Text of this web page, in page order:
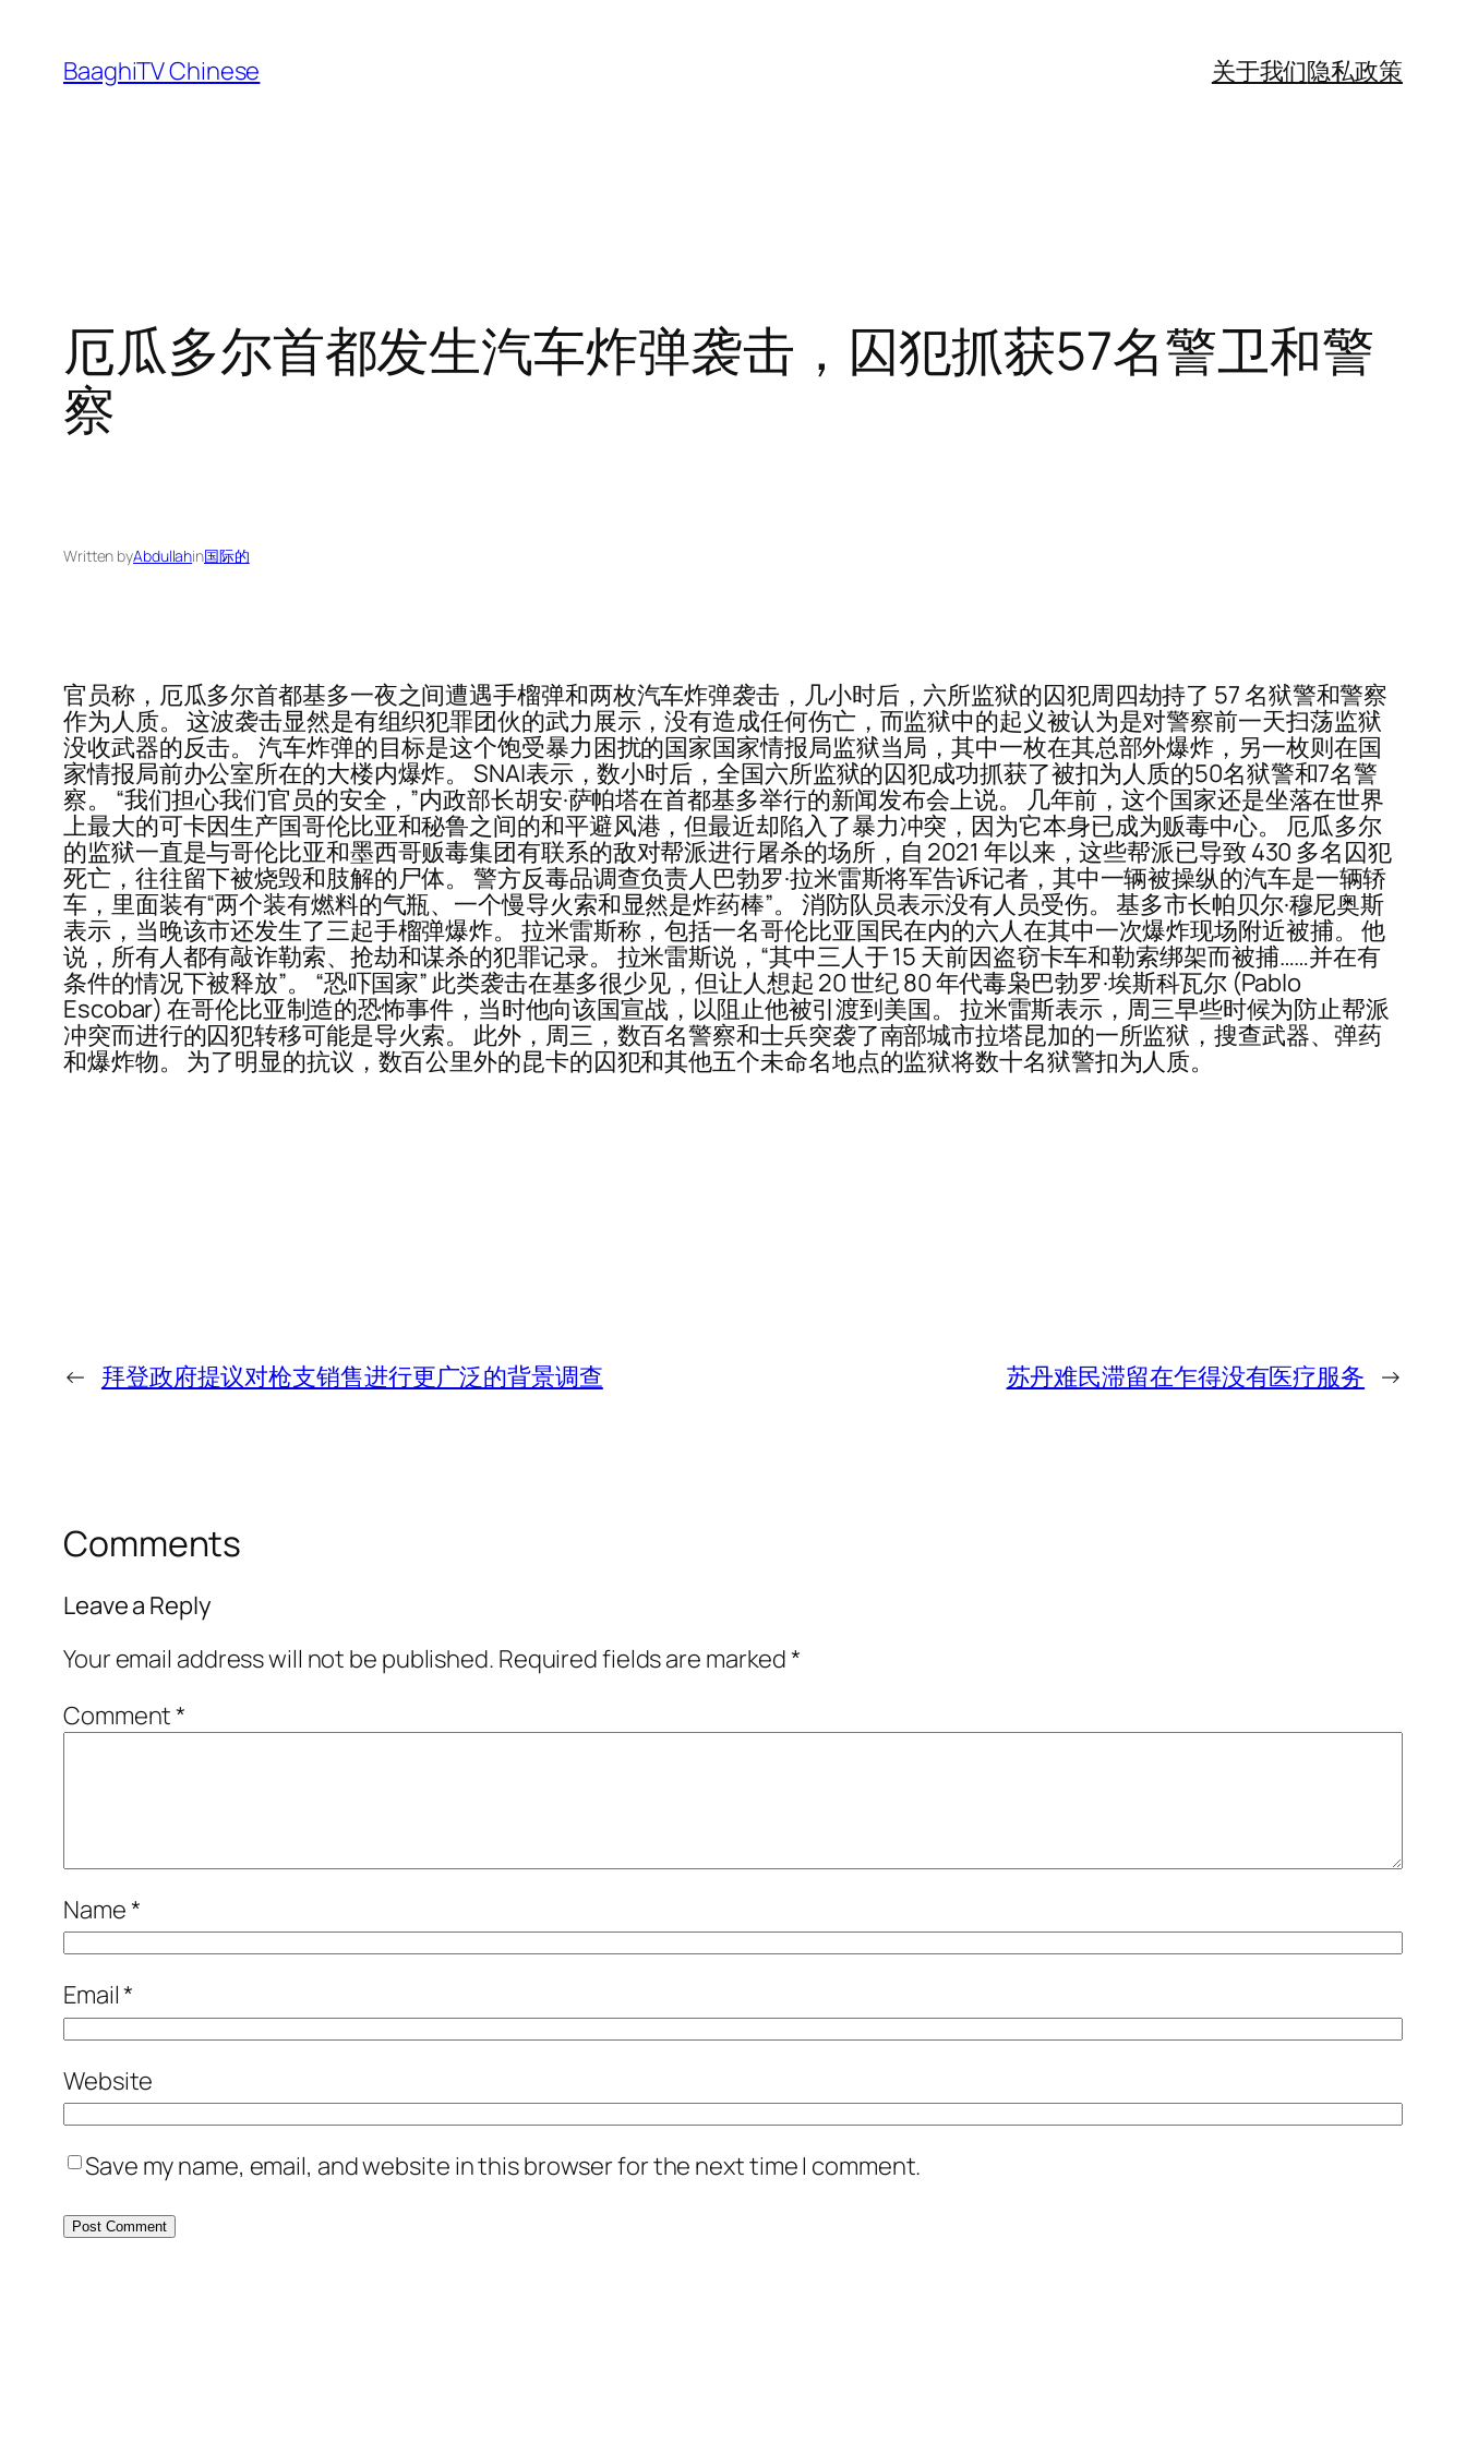
content
BaaghiTV Chinese 关于我们隐私政策
厄瓜多尔首都发生汽车炸弹袭击，囚犯抓获57名警卫和警
察
Written byAbdullahin国际的
官员称，厄瓜多尔首都基多一夜之间遭遇手榴弹和两枚汽车炸弹袭击，几小时后，六所监狱的囚犯周四劫持了 57 名狱警和警察
作为人质。 这波袭击显然是有组织犯罪团伙的武力展示，没有造成任何伤亡，而监狱中的起义被认为是对警察前一天扫荡监狱
没收武器的反击。 汽车炸弹的目标是这个饱受暴力困扰的国家国家情报局监狱当局，其中一枚在其总部外爆炸，另一枚则在国
家情报局前办公室所在的大楼内爆炸。 SNAI表示，数小时后，全国六所监狱的囚犯成功抓获了被扣为人质的50名狱警和7名警
察。 “我们担心我们官员的安全，”内政部长胡安·萨帕塔在首都基多举行的新闻发布会上说。 几年前，这个国家还是坐落在世界
上最大的可卡因生产国哥伦比亚和秘鲁之间的和平避风港，但最近却陷入了暴力冲突，因为它本身已成为贩毒中心。 厄瓜多尔
的监狱一直是与哥伦比亚和墨西哥贩毒集团有联系的敌对帮派进行屠杀的场所，自 2021 年以来，这些帮派已导致 430 多名囚犯
死亡，往往留下被烧毁和肢解的尸体。 警方反毒品调查负责人巴勃罗·拉米雷斯将军告诉记者，其中一辆被操纵的汽车是一辆轿
车，里面装有“两个装有燃料的气瓶、一个慢导火索和显然是炸药棒”。 消防队员表示没有人员受伤。 基多市长帕贝尔·穆尼奥斯
表示，当晚该市还发生了三起手榴弹爆炸。 拉米雷斯称，包括一名哥伦比亚国民在内的六人在其中一次爆炸现场附近被捕。 他
说，所有人都有敲诈勒索、抢劫和谋杀的犯罪记录。 拉米雷斯说，“其中三人于 15 天前因盗窃卡车和勒索绑架而被捕……并在有
条件的情况下被释放”。 “恐吓国家” 此类袭击在基多很少见，但让人想起 20 世纪 80 年代毒枭巴勃罗·埃斯科瓦尔 (Pablo
Escobar) 在哥伦比亚制造的恐怖事件，当时他向该国宣战，以阻止他被引渡到美国。 拉米雷斯表示，周三早些时候为防止帮派
冲突而进行的囚犯转移可能是导火索。 此外，周三，数百名警察和士兵突袭了南部城市拉塔昆加的一所监狱，搜查武器、弹药
和爆炸物。 为了明显的抗议，数百公里外的昆卡的囚犯和其他五个未命名地点的监狱将数十名狱警扣为人质。
← 拜登政府提议对枪支销售进行更广泛的背景调查 苏丹难民滞留在乍得没有医疗服务 →
Comments
Leave a Reply
Your email address will not be published. Required fields are marked*
Comment*
Name*
Email*
Website
Save my name, email, and website in this browser for the next time I comment.